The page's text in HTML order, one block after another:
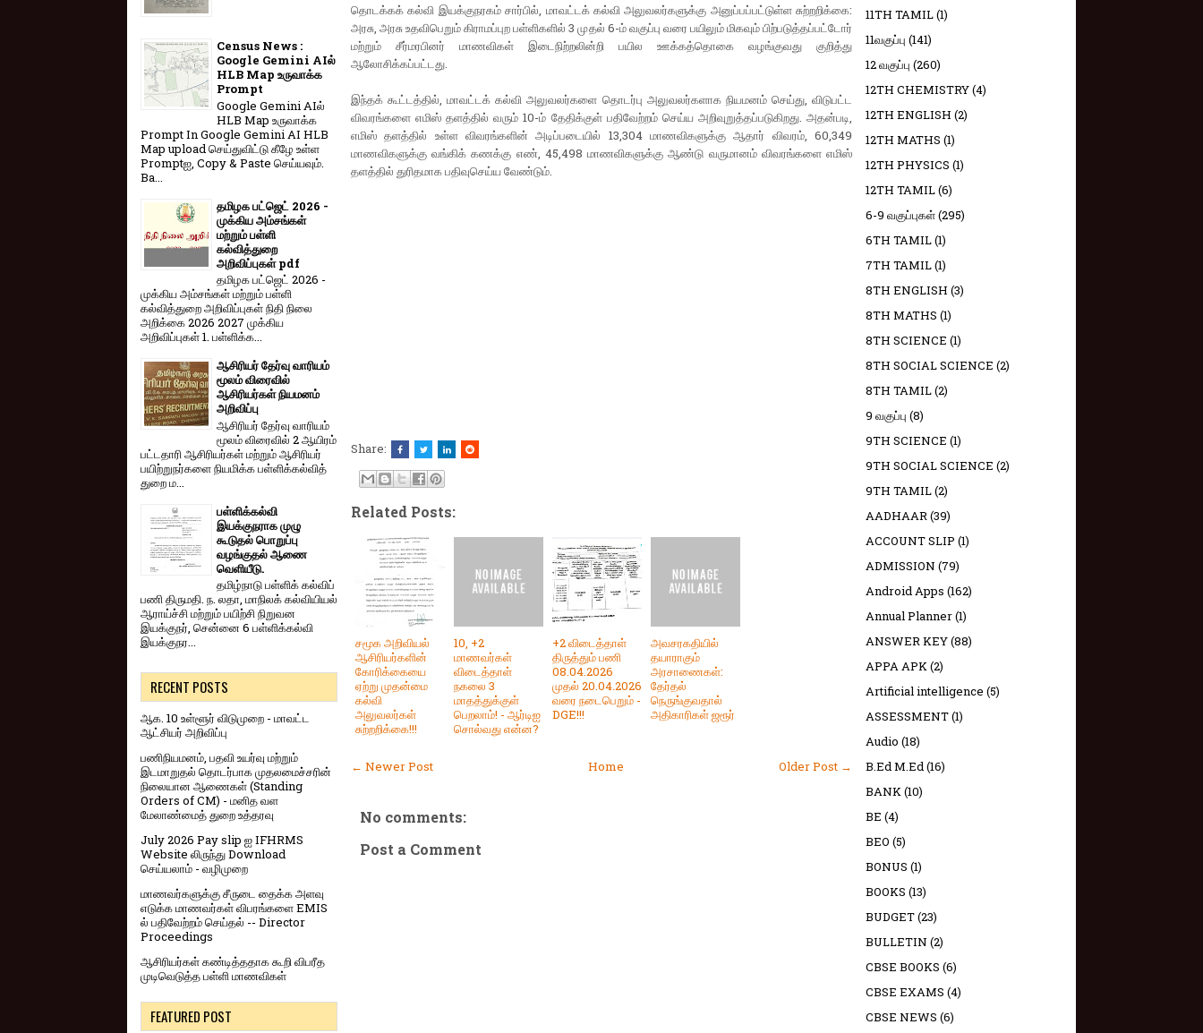
தொடக்கக் கல்வி இயக்குநரகம் சார்பில், மாவட்டக் கல்வி அலுவலர்களுக்கு அனுப்பப்பட்டுள்ள சுற்றறிக்கை:
அரசு, அரசு உதவிபெறும் கிராமப்புற பள்ளிகளில் 3 முதல் 6-ம் வகுப்பு வரை பயிலும் மிகவும் பிற்படுத்தப்பட்டோர்
மற்றும் சீர்மரபினர் மாணவிகள் இடைநிற்றலின்றி பயில ஊக்கத்தொகை வழங்குவது குறித்து
ஆலோசிக்கப்பட்டது.
இந்தக் கூட்டத்தில், மாவட்டக் கல்வி அலுவலர்களை தொடர்பு அலுவலர்களாக நியமனம் செய்து, விடுபட்ட
விவரங்களை எமிஸ் தளத்தில் வரும் 10-ம் தேதிக்குள் பதிவேற்றம் செய்ய அறிவுறுத்தப்படுகிறது. அதன்படி,
எமிஸ் தளத்தில் உள்ள விவரங்களின் அடிப்படையில் 13,304 மாணவிகளுக்கு ஆதார் விவரம், 60,349
மாணவிகளுக்கு வங்கிக் கணக்கு எண், 45,498 மாணவிகளுக்கு ஆண்டு வருமானம் விவரங்களை எமிஸ்
தளத்தில் துரிதமாக பதிவுசெய்ய வேண்டும்.
Share:
Related Posts:
சமூக அறிவியல்
ஆசிரியர்களின்
கோரிக்கையை
ஏற்று முதன்மை
கல்வி
அலுவலர்கள்
சுற்றறிக்கை!!!
10, +2
மாணவர்கள்
விடைத்தாள்
நகலை 3
மாதத்துக்குள்
பெறலாம்! - ஆர்டிஐ
சொல்வது என்ன?
+2 விடைத்தாள்
திருத்தும் பணி
08.04.2026
முதல் 20.04.2026
வரை நடைபெறும் -
DGE!!!
அவசரகதியில்
தயாராகும்
அரசாணைகள்:
தேர்தல்
நெருங்குவதால்
அதிகாரிகள் ஜரூர்
← Newer Post Older Post →
Home
No comments:
Post a Comment
Census News :
Google Gemini AIல்
HLB Map உருவாக்க
Prompt
Google Gemini AIல்
HLB Map உருவாக்க
Prompt In Google Gemini AI HLB
Map upload செய்துவிட்டு கீழே உள்ள
Promptஐ, Copy & Paste செய்யவும்.
Ba...
தமிழக பட்ஜெட் 2026 -
முக்கிய அம்சங்கள்
மற்றும் பள்ளி
கல்வித்துறை
அறிவிப்புகள் pdf
தமிழக பட்ஜெட் 2026 -
முக்கிய அம்சங்கள் மற்றும் பள்ளி
கல்வித்துறை அறிவிப்புகள் நிதி நிலை
அறிக்கை 2026 2027 முக்கிய
அறிவிப்புகள் 1. பள்ளிக்க...
ஆசிரியர் தேர்வு வாரியம்
மூலம் விரைவில்
ஆசிரியர்கள் நியமனம்
அறிவிப்பு
ஆசிரியர் தேர்வு வாரி​யம்
மூலம் விரை​வில் 2 ஆயிரம்
பட்​ட​தாரி ஆசிரியர்​கள் மற்​றும் ஆசிரியர்
பயிற்றுநர்​களை நியமிக்க பள்​ளிக்​கல்​வித்​
துறை ம...
பள்ளிக்கல்வி
இயக்குநராக முழு
கூடுதல் பொறுப்பு
வழங்குதல் ஆணை
வெளியீடு.
தமிழ்நாடு பள்ளிக் கல்விப்
பணி திருமதி. ந. லதா, மாநிலக் கல்வியியல்
ஆராய்ச்சி மற்றும் பயிற்சி நிறுவன
இயக்குநர், சென்னை 6 பள்ளிக்கல்வி
இயக்குநர...
RECENT POSTS
ஆக. 10 உள்ளூர் விடுமுறை - மாவட்ட
ஆட்சியர் அறிவிப்பு
பணிநியமனம், பதவி உயர்வு மற்றும்
இடமாறுதல் தொடர்பாக முதலமைச்சரின்
நிலையான ஆணைகள் (Standing
Orders of CM) - மனித வள
மேலாண்மைத் துறை உத்தரவு
July 2026 Pay slip ஐ IFHRMS
Website லிருந்து Download
செய்யலாம் - வழிமுறை
மாணவர்களுக்கு சீருடை தைக்க அளவு
எடுக்க மாணவர்கள் விபரங்களை EMIS
ல் பதிவேற்றம் செய்தல் -- Director
Proceedings
ஆசிரியர்கள் கண்டித்ததாக கூறி விபரீத
முடிவெடுத்த பள்ளி மாணவிகள்
FEATURED POST
11TH TAMIL(1)
11வகுப்பு (141)
12 வகுப்பு (260)
12TH CHEMISTRY(4)
12TH ENGLISH (2)
12TH MATHS (1)
12TH PHYSICS (1)
12TH TAMIL(6)
6-9 வகுப்புகள்(295)
6TH TAMIL(1)
7TH TAMIL(1)
8TH ENGLISH (3)
8TH MATHS (1)
8TH SCIENCE (1)
8TH SOCIAL SCIENCE (2)
8TH TAMIL(2)
9 வகுப்பு (8)
9TH SCIENCE (1)
9TH SOCIAL SCIENCE (2)
9TH TAMIL(2)
AADHAAR(39)
ACCOUNT SLIP (1)
ADMISSION (79)
Android Apps (162)
Annual Planner(1)
ANSWER KEY(88)
APPA APK(2)
Artificial intelligence (5)
ASSESSMENT(1)
Audio (18)
B.Ed M.Ed(16)
BANK(10)
BE (4)
BEO (5)
BONUS (1)
BOOKS (13)
BUDGET(23)
BULLETIN (2)
CBSE BOOKS (6)
CBSE EXAMS (4)
CBSE NEWS (6)